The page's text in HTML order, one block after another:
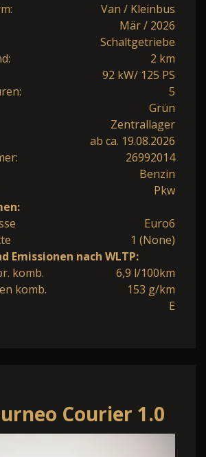
Van / Kleinbus
Mär / 2026
Schaltgetriebe
2 km
92 kW/ 125 PS
5
Grün
Zentrallager
ab ca. 19.08.2026
26992014
Benzin
Pkw
Euro6
1 (None)
Emissionen nach WLTP:
komb.
6,9 l/100km
komb.
153 g/km
E
Courier 1.0
125PS Active